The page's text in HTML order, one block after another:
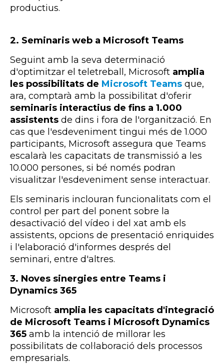
productius.
2. Seminaris web a Microsoft Teams
Seguint amb la seva determinació
d'optimitzar el teletreball, Microsoft amplia
les possibilitats de Microsoft Teams que,
ara, comptarà amb la possibilitat d'oferir
seminaris interactius de fins a 1.000
assistents de dins i fora de l'organització. En
cas que l'esdeveniment tingui més de 1.000
participants, Microsoft assegura que Teams
escalarà les capacitats de transmissió a les
10.000 persones, si bé només podran
visualitzar l'esdeveniment sense interactuar.
Els seminaris inclouran funcionalitats com el
control per part del ponent sobre la
desactivació del vídeo i del xat amb els
assistents, opcions de presentació enriquides
i l'elaboració d'informes després del
seminari, entre d'altres.
3. Noves sinergies entre Teams i
Dynamics 365
Microsoft amplia les capacitats d'integració
de Microsoft Teams i Microsoft Dynamics
365 amb la intenció de millorar les
possibilitats de col·laboració dels processos
empresarials.